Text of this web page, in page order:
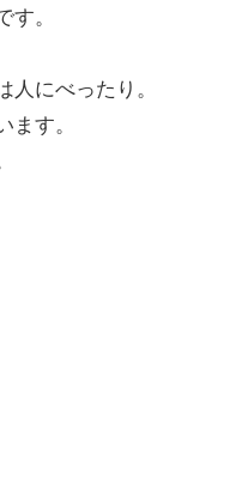
。
にべったり。
す。